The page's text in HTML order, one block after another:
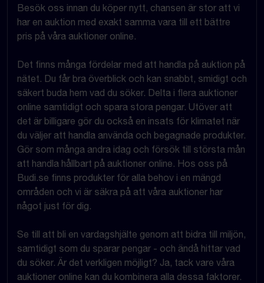
Besök oss innan du köper nytt, chansen är stor att vi
har en auktion med exakt samma vara till ett bättre
pris på våra auktioner online.
Det finns många fördelar med att handla på auktion på
nätet. Du får bra överblick och kan snabbt, smidigt och
säkert buda hem vad du söker. Delta i flera auktioner
online samtidigt och spara stora pengar. Utöver att
det är billigare gör du också en insats för klimatet när
du väljer att handla använda och begagnade produkter.
Gör som många andra idag och försök till största mån
att handla hållbart på auktioner online. Hos oss på
Budi.se finns produkter för alla behov i en mängd
områden och vi är säkra på att våra auktioner har
något just för dig.
Se till att bli en vardagshjälte genom att bidra till miljön,
samtidigt som du sparar pengar - och ändå hittar vad
du söker. Är det verkligen möjligt? Ja, tack vare våra
auktioner online kan du kombinera alla dessa faktorer.